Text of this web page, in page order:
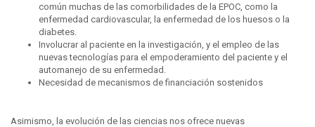
común muchas de las comorbilidades de la EPOC, como la
enfermedad cardiovascular, la enfermedad de los huesos o la
diabetes.
Involucrar al paciente en la investigación, y el empleo de las
nuevas tecnologías para el empoderamiento del paciente y el
automanejo de su enfermedad.
Necesidad de mecanismos de financiación sostenidos
Asimismo, la evolución de las ciencias nos ofrece nuevas